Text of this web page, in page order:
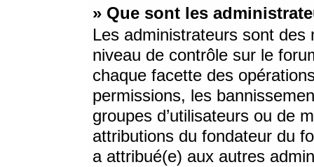
» Que sont les
Les administrateurs sont
niveau de contrôle sur le
chaque facette des
permissions, les
groupes d’utilisateurs ou de
attributions du fondateur du
a attribué(e) aux autres